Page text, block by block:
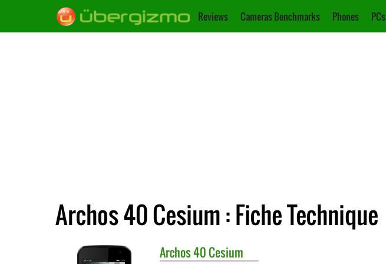
Reviews Cameras Benchmarks Phones PCs
Archos 40 Cesium : Fiche Technique
Archos40 Cesium